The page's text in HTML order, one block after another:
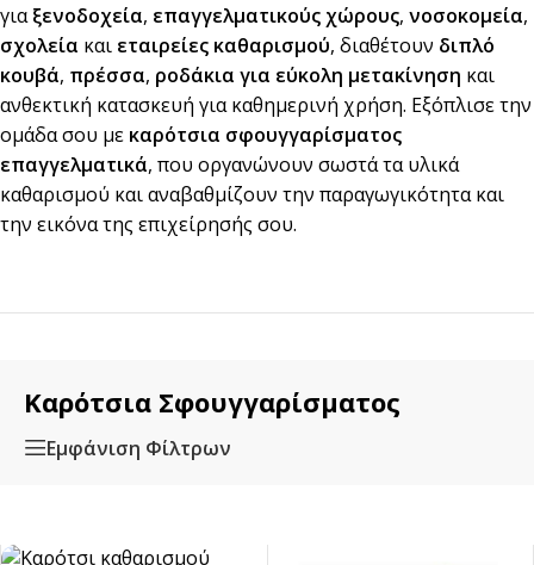
γιαξενοδοχεία, επαγγελματικούς χώρους, νοσοκομεία,
σχολεία και εταιρείες καθαρισμού, διαθέτουν διπλό
κουβά, πρέσσα, ροδάκια για εύκολη μετακίνηση και
ανθεκτική κατασκευή για καθημερινή χρήση. Εξόπλισε την
ομάδα σου με καρότσια σφουγγαρίσματος
επαγγελματικά, που οργανώνουν σωστά τα υλικά
καθαρισμού και αναβαθμίζουν την παραγωγικότητα και
την εικόνα της επιχείρησής σου.
Καρότσια Σφουγγαρίσματος
Εμφάνιση Φίλτρων